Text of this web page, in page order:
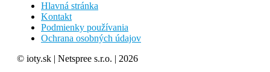
Hlavná stránka
Kontakt
Podmienky používania
Ochrana osobných údajov
© ioty.sk | Netspree s.r.o. | 2026